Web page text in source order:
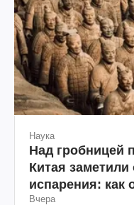
Наука
Над гробницей
Китая
испарения: как
Вчера